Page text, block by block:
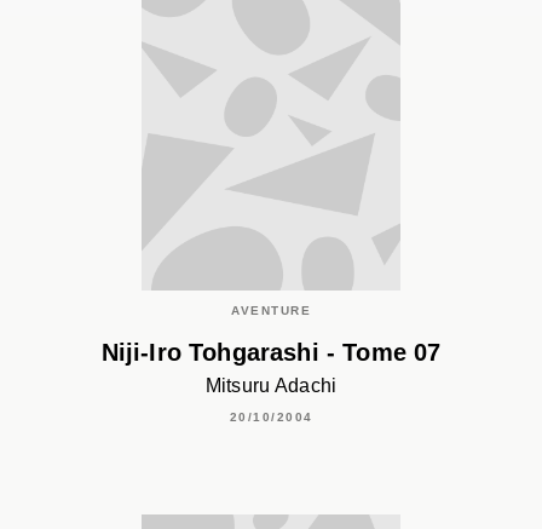
AVENTURE
Niji-Iro Tohgarashi - Tome 07
Mitsuru Adachi
20/10/2004